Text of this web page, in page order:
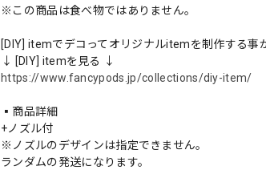
※この商品は食べ物ではありません。
[DIY] itemでデコってオリジナルitemを制作する事
↓ [DIY] itemを見る ↓
https://www.fancypods.jp/collections/diy-item/
▪️商品詳細
+ノズル付
※ノズルのデザインは指定できません。
ランダムの発送になります。